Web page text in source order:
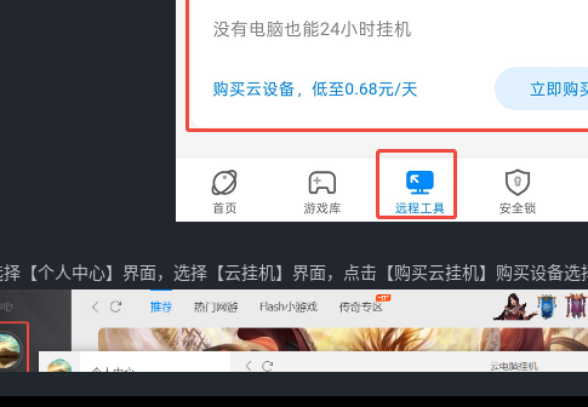
【个人中心】界面，选择【云挂机】界面，
点击【购买云挂机】购买设备选